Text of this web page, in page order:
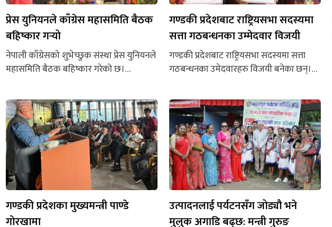
प्रेस युनियनले काँग्रेस महासमिति बैठक
बहिष्कार गर्‍यो
नेपाली काँग्रेसको शुभेच्छुक संस्था प्रेस युनियनले
महासमिति बैठक बहिष्कार गरेको छ।
युनियनका तर्फबाट हुने प्रतिनिधित्वबारे गंभीर
ध्यानाकर्षणसमेत गराएको छ। युनियनका
अध्यक्ष शिव लम्सालले विज्ञप्तिमार्फत् युनियनका
तर्फबाट अप्रासंगिक र अनाधिकृत निर्णय गरेर
महासमिति प्रतिनिधि बनाएको भन्दै बहिष्कार
गर्ने जनाएका छन्। ‘काँग्रेसको महासमिति
बैठकको सन्दर्भमा नेपाल प्रेस युनियनको
प्रतिनिधित्वसँग जोडिएर सार्वजनिक भएका...
गण्डकी प्रदेशबाट राष्ट्रियसभा सदस्यमा
सत्ता गठबन्धनका उम्मेदवार विजयी
गण्डकी प्रदेशबाट राष्ट्रियसभा सदस्यमा सत्ता
गठबन्धनका उमेदवारहरु विजयी बनेका छन्।
भएकी छन्। अपांगता/अल्पसंख्यकतर्फ
काँग्रेसका पदम परियार र खुलातर्फ कांग्रेसका
किरणबाबु श्रेष्ठ विजयी भएका हुन्। शर्माले ३
हजार ६६० मत पाइन् भने परियारले ३ हजार ७७९
मतभार ल्याए। श्रेष्ठले ३ हजार ८०८ मतभार प्राप्त
गरे।
गण्डकी प्रदेशका मुख्यमन्त्री पाण्डे
गोरखामा
उत्पादनलाई पर्यटनसँग जोड्यौ भने
मुलुक अगाडि बढ्छ: मन्त्री गुरुङ